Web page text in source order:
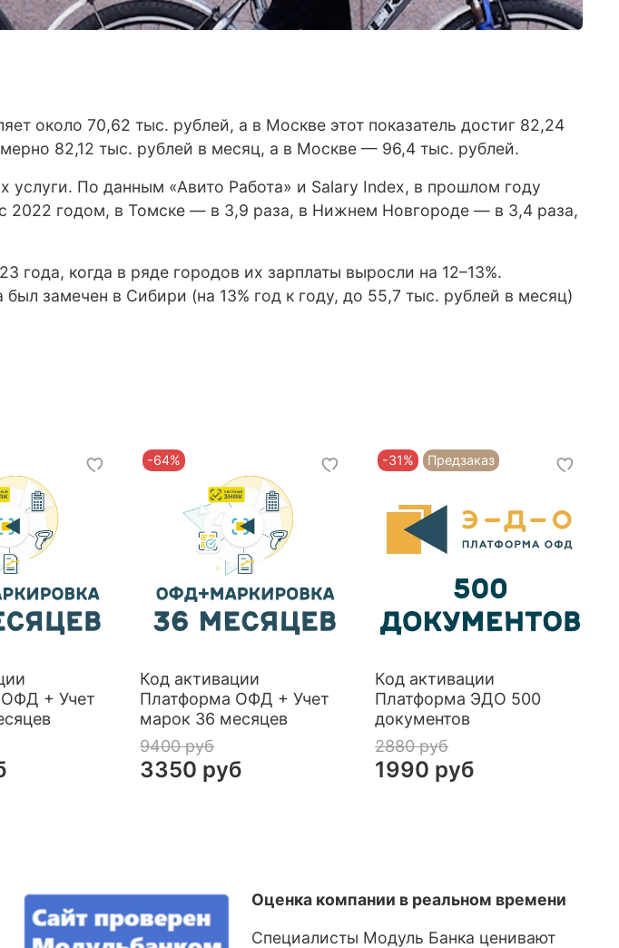
около 70,62 тыс. рублей, а в Москве этот показатель достиг 82,24
82,12 тыс. рублей в месяц, а в Москве — 96,4 тыс. рублей.
услуги. По данным «Авито Работа» и Salary Index, в прошлом году
2022 годом, в Томске — в 3,9 раза, в Нижнем Новгороде — в 3,4 раза,
года, когда в ряде городов их зарплаты выросли на 12–13%.
замечен в Сибири (на 13% год к году, до 55,7 тыс. рублей в месяц)
+ Учет
-64%
Код активации
Платформа ОФД + Учет
марок 36 месяцев
9400 руб
3350 руб
-31% Предзаказ
Код активации
Платформа ЭДО 500
документов
2880 руб
1990 руб
Оценка компании в реальном времени
Специалисты Модуль Банка ценивают